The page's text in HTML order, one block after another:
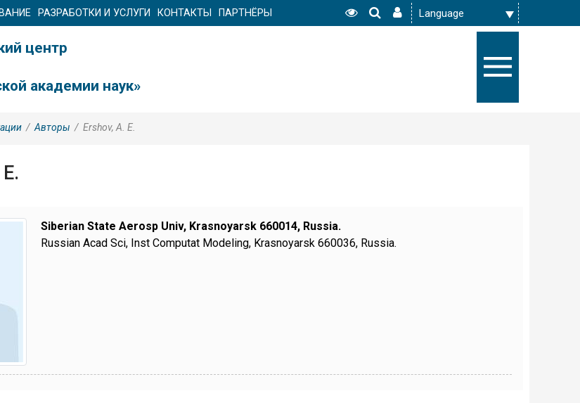
РАЗРАБОТКИ И УСЛУГИ КОНТАКТЫ ПАРТНЁРЫ
центр
академии наук»
/ Авторы / Ershov, A. E.
Siberian State Aerosp Univ, Krasnoyarsk 660014, Russia.
Russian Acad Sci, Inst Computat Modeling, Krasnoyarsk 660036, Russia.